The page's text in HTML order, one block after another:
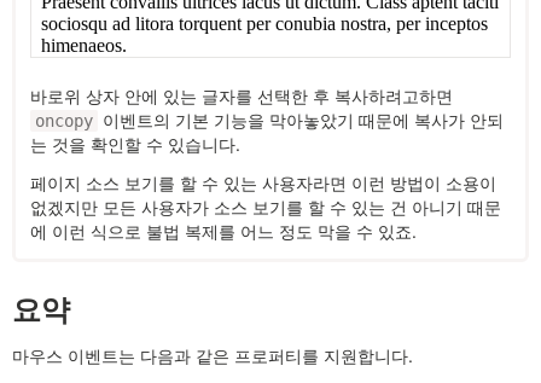
바로위 상자 안에 있는 글자를 선택한 후 복사하려고하면
oncopy 이벤트의 기본 기능을 막아놓았기 때문에 복사가 안되
는 것을 확인할 수 있습니다.
페이지 소스 보기를 할 수 있는 사용자라면 이런 방법이 소용이
없겠지만 모든 사용자가 소스 보기를 할 수 있는 건 아니기 때문
에 이런 식으로 불법 복제를 어느 정도 막을 수 있죠.
요약
마우스 이벤트는 다음과 같은 프로퍼티를 지원합니다.